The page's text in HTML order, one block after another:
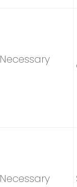
Necessary
Necessary